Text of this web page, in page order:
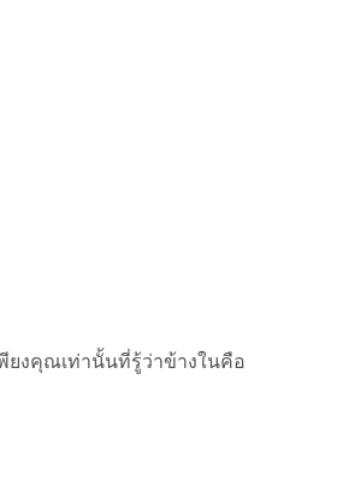
ยงคุณเท่านั้นที่รู้ว่าข้างในคือ